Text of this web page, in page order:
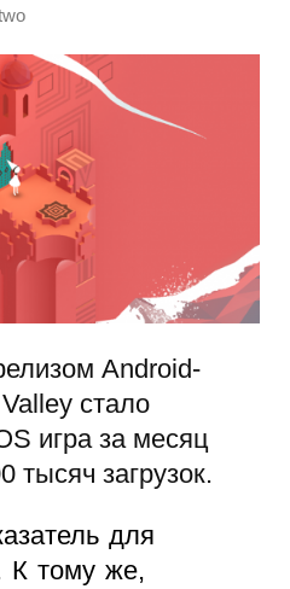
Android-
стало
игра за месяц
тысяч загрузок.
для
К тому же,